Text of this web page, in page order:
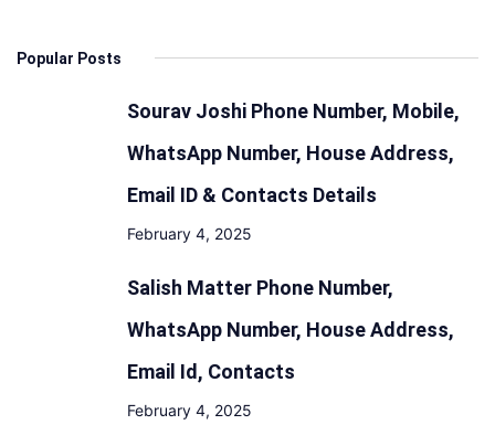
डीएम
जारी
किया
Popular Posts
Sourav Joshi Phone Number, Mobile,
WhatsApp Number, House Address,
Email ID & Contacts Details
February 4, 2025
Salish Matter Phone Number,
WhatsApp Number, House Address,
Email Id, Contacts
February 4, 2025